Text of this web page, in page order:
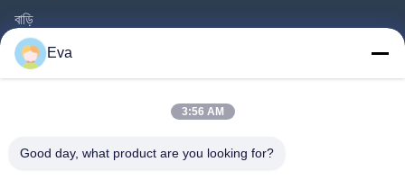
বাড়ি
পণ্য
ভিডিও
কারখানা পরিদর্শন
Eva
3:56 AM
Good day, what product are you looking for?